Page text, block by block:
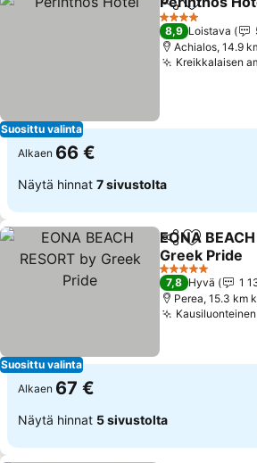
Suosittu valinta
Jaa Lisää
4 Tähtiluokitus
8,9 Loistava
Achialos, 14.9
Kreikkalaisen
Alkaen 66 €
Näytä hinnat 7 sivustolta
Suosittu valinta
Jaa Lisää
EONA
Greek Pride
5 Tähtiluokitus
7,8 Hyvä
1
Perea, 15.3 km
Alkaen 67 €
Näytä hinnat 5 sivustolta